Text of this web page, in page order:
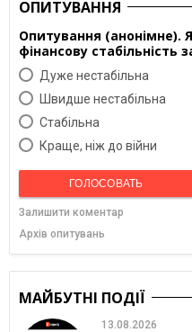
ОПИТУВАННЯ
Опитування (анонімне).
фінансову стабільність
Дуже нестабільна
Швидше нестабільна
Cтабільна
Краще, ніж до війни
ГОЛОСОВАТЬ
Залишити коментар
Архів опитувань
МАЙБУТНІ ПОДІЇ
13.08.2026